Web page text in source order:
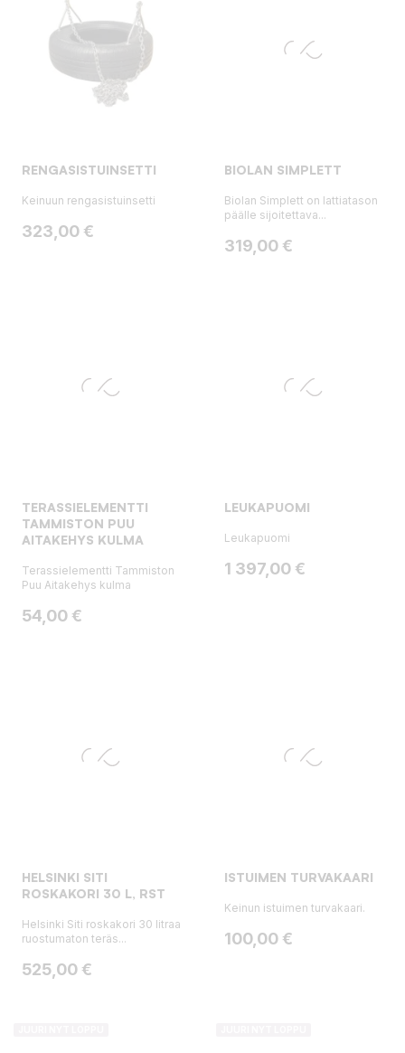
RENGASISTUINSETTI
Keinuun rengasistuinsetti
Hinta
323,00 €
BIOLAN SIMPLETT
Biolan Simplett on lattiatason
päälle sijoitettava...
Hinta
319,00 €
TERASSIELEMENTTI
TAMMISTON PUU
AITAKEHYS KULMA
Terassielementti Tammiston
Puu Aitakehys kulma
Hinta
54,00 €
LEUKAPUOMI
Leukapuomi
Hinta
1 397,00 €
HELSINKI SITI
ROSKAKORI 30 L, RST
Helsinki Siti roskakori 30 litraa
ruostumaton teräs...
Hinta
525,00 €
ISTUIMEN TURVAKAARI
Keinun istuimen turvakaari.
Hinta
100,00 €